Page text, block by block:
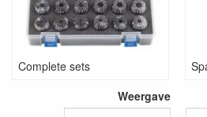
Draai de spanmoer NOOIT op de
spantang niet goed in de spanmoer zit
Complete sets
Weergave